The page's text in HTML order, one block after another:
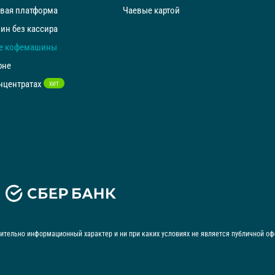
платформа
без кассира
кофемашины
ХИТ
Чаевые картой
информационный характер и ни при каких условиях не является публичной